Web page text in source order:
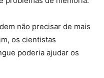
não precisar de mais
os cientistas
poderia ajudar os